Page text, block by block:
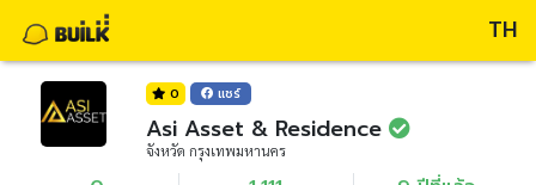
TH
0 แชร์
Asi Asset & Residence
จังหวัด กรุงเทพมหานคร